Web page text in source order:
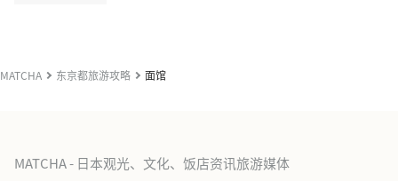
MATCHA 东京都旅游攻略 面馆
MATCHA - 日本观光、文化、饭店资讯旅游媒体